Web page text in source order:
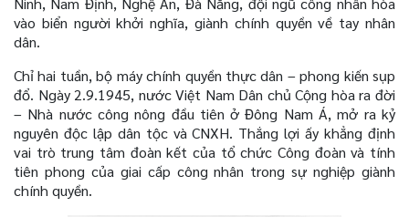
vào biển người khởi nghĩa, giành chính quyền về tay nhân
dân.
Chỉ hai tuần, bộ máy chính quyền thực dân – phong kiến sụp
đổ. Ngày 2.9.1945, nước Việt Nam Dân chủ Cộng hòa ra đời
– Nhà nước công nông đầu tiên ở Đông Nam Á, mở ra kỷ
nguyên độc lập dân tộc và CNXH. Thắng lợi ấy khẳng định
vai trò trung tâm đoàn kết của tổ chức Công đoàn và tính
tiên phong của giai cấp công nhân trong sự nghiệp giành
chính quyền.